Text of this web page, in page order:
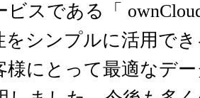
ビスである「
をシンプルに活用で
様にとって最適なデ